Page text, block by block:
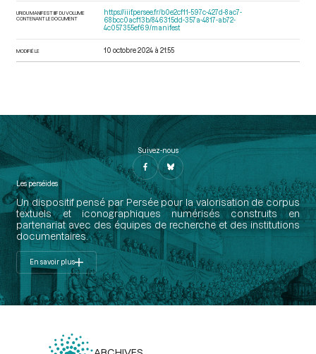
URI DU MANIFEST IIIF DU VOLUME
CONTENANT LE DOCUMENT
https://iiif.persee.fr/b0e2cf11-597c-427d-8ac7-
68bcc0acf13b/846315dd-357a-4817-ab72-
4c057355ef69/manifest
MODIFIÉ LE 10 octobre 2024 à 21:55
Suivez-nous
Les perséides
Un dispositif pensé par Persée pour la valorisation de corpus
textuels et iconographiques numérisés construits en
partenariat avec des équipes de recherche et des institutions
documentaires.
En savoir plus